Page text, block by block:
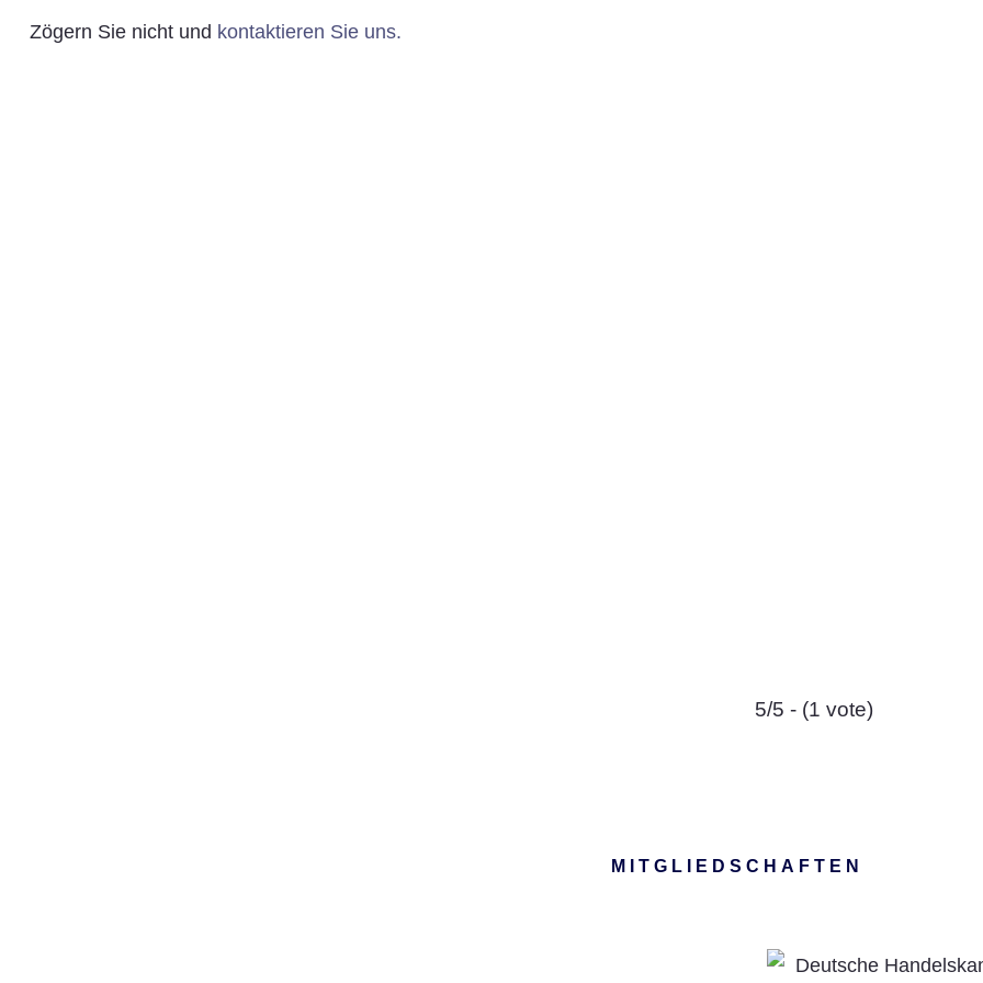
Zögern Sie nicht und kontaktieren Sie uns.
5/5 - (1 vote)
MITGLIEDSCHAFTEN